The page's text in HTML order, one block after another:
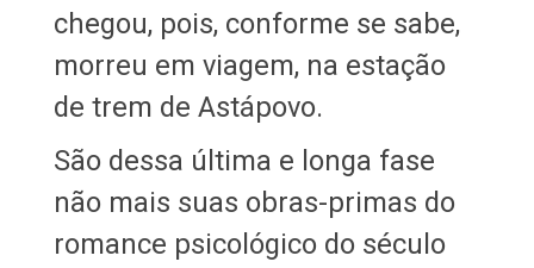
chegou, pois, conforme se sabe,
morreu em viagem, na estação
de trem de Astápovo.
São dessa última e longa fase
não mais suas obras-primas do
romance psicológico do século